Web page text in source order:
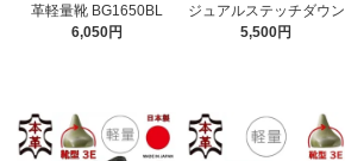
革軽量靴 BG1650BL
6,050円
ジュアルステッチダウン
5,500円